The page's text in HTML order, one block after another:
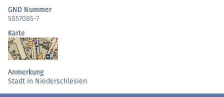
GND Nummer
5057085-7
Karte
Anmerkung
Stadt in Niederschlesien